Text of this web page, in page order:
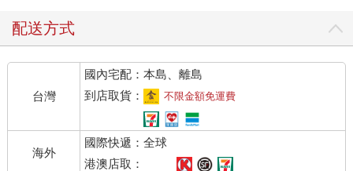
配送方式
台灣
國內宅配：本島、離島
到店取貨：
不限金額免運費
海外
國際快遞：全球
港澳店取：